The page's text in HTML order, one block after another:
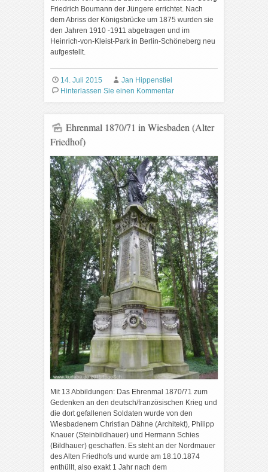
Friedrich Boumann der Jüngere errichtet. Nach
dem Abriss der Königsbrücke um 1875 wurden sie
den Jahren 1910 -1911 abgetragen und im
Heinrich-von-Kleist-Park in Berlin-Schöneberg neu
aufgestellt.
14. Juli 2015
Jan Hippenstiel
Hinterlassen Sie einen Kommentar
Ehrenmal 1870/71 in Wiesbaden (Alter
Friedhof)
Mit 13 Abbildungen: Das Ehrenmal 1870/71 zum
Gedenken an den deutsch/französischen Krieg und
die dort gefallenen Soldaten wurde von den
Wiesbadenern Christian Dähne (Architekt), Philipp
Knauer (Steinbildhauer) und Hermann Schies
(Bildhauer) geschaffen. Es steht an der Nordmauer
des Alten Friedhofs und wurde am 18.10.1874
enthüllt, also exakt 1 Jahr nach dem